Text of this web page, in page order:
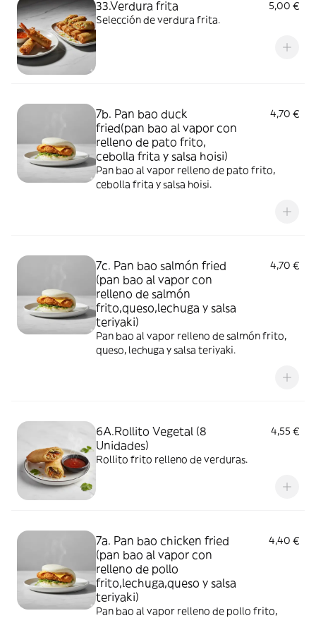
33.Verdura frita
5,00 €
Selección de verdura frita.
7b. Pan bao duck
fried(pan bao al vapor con
relleno de pato frito,
cebolla frita y salsa hoisi)
4,70 €
Pan bao al vapor relleno de pato frito,
cebolla frita y salsa hoisi.
7c. Pan bao salmón fried
(pan bao al vapor con
relleno de salmón
frito,queso,lechuga y salsa
teriyaki)
4,70 €
Pan bao al vapor relleno de salmón frito,
queso, lechuga y salsa teriyaki.
6A.Rollito Vegetal (8
Unidades)
4,55 €
Rollito frito relleno de verduras.
7a. Pan bao chicken fried
(pan bao al vapor con
relleno de pollo
frito,lechuga,queso y salsa
teriyaki)
4,40 €
Pan bao al vapor relleno de pollo frito,